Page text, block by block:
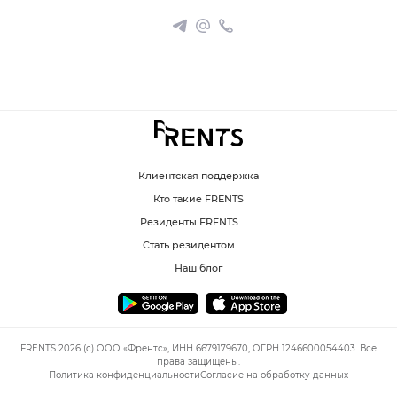
Клиентская поддержка
Кто такие FRENTS
Резиденты FRENTS
Стать резидентом
Наш блог
FRENTS 2026 (c) ООО «Френтс», ИНН 6679179670, ОГРН 1246600054403. Все
права защищены.
Политика конфиденциальностиСогласие на обработку данных